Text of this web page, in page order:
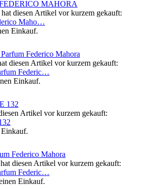
diesen Artikel vor kurzem gekauft:
Maho…
Einkauf.
diesen Artikel vor kurzem gekauft:
Federic…
Einkauf.
Artikel vor kurzem gekauft:
diesen Artikel vor kurzem gekauft:
Federic…
Einkauf.